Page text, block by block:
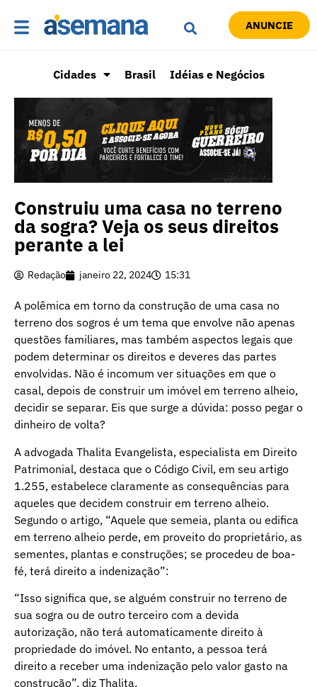
ANUNCIE
Cidades Brasil Idéias e Negócios
Construiu uma casa no terreno
da sogra? Veja os seus direitos
perante a lei
Redação janeiro 22, 2024 15:31
A polêmica em torno da construção de uma casa no
terreno dos sogros é um tema que envolve não apenas
questões familiares, mas também aspectos legais que
podem determinar os direitos e deveres das partes
envolvidas. Não é incomum ver situações em que o
casal, depois de construir um imóvel em terreno alheio,
decidir se separar. Eis que surge a dúvida: posso pegar o
dinheiro de volta?
A advogada Thalita Evangelista, especialista em Direito
Patrimonial, destaca que o Código Civil, em seu artigo
1.255, estabelece claramente as consequências para
aqueles que decidem construir em terreno alheio.
Segundo o artigo, “Aquele que semeia, planta ou edifica
em terreno alheio perde, em proveito do proprietário, as
sementes, plantas e construções; se procedeu de boa-
fé, terá direito a indenização”:
“Isso significa que, se alguém construir no terreno de
sua sogra ou de outro terceiro com a devida
autorização, não terá automaticamente direito à
propriedade do imóvel. No entanto, a pessoa terá
direito a receber uma indenização pelo valor gasto na
construção”, diz Thalita.